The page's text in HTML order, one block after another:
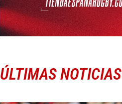
ÚLTIMAS NOTICIAS